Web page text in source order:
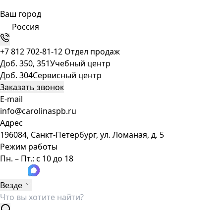
Ваш город
Россия
+7 812 702-81-12 Отдел продаж
Доб. 350, 351Учебный центр
Доб. 304Сервисный центр
Заказать звонок
E-mail
info@carolinaspb.ru
Адрес
196084, Санкт-Петербург, ул. Ломаная, д. 5
Режим работы
Пн. – Пт.: с 10 до 18
Везде